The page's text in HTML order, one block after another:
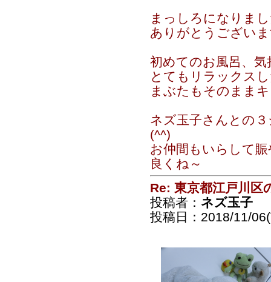
まっしろになりま
ありがとうござい
初めてのお風呂、
とてもリラックス
まぶたもそのまま
ネズ玉子さんとの
(^^)
お仲間もいらして
良くね～
Re: 東京都江戸川区
投稿者： ネズ玉子
投稿日：2018/11/